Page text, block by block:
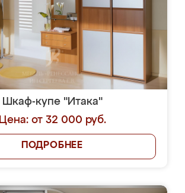
Шкаф-купе "Итака"
Цена: от 32 000 руб.
ПОДРОБНЕЕ